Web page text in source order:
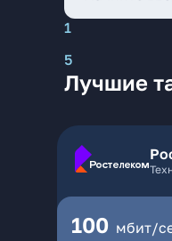
1
5
Лучшие
100 мбит/